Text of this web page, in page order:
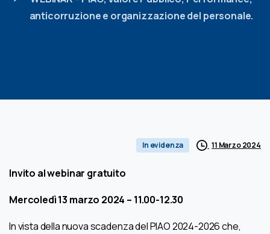
anticorruzione e organizzazione del personale.
In evidenza 11 Marzo 2024
Invito al webinar gratuito
Mercoledì 13 marzo 2024 – 11.00-12.30
In vista della nuova scadenza del PIAO 2024-2026 che,